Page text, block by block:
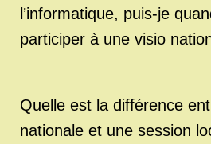
l’informatique, puis-je
participer à une visio
Quelle est la différence
nationale et une session